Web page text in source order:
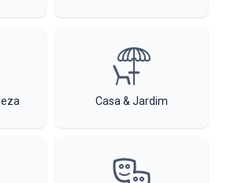
Casa & Jardim